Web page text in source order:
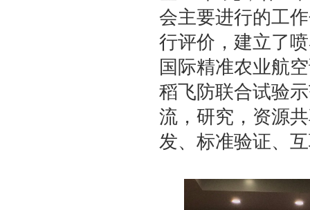
会主要进行的工
行评价，建立了
国际精准农业航
稻飞防联合试验
流，研究，资源
发、标准验证、